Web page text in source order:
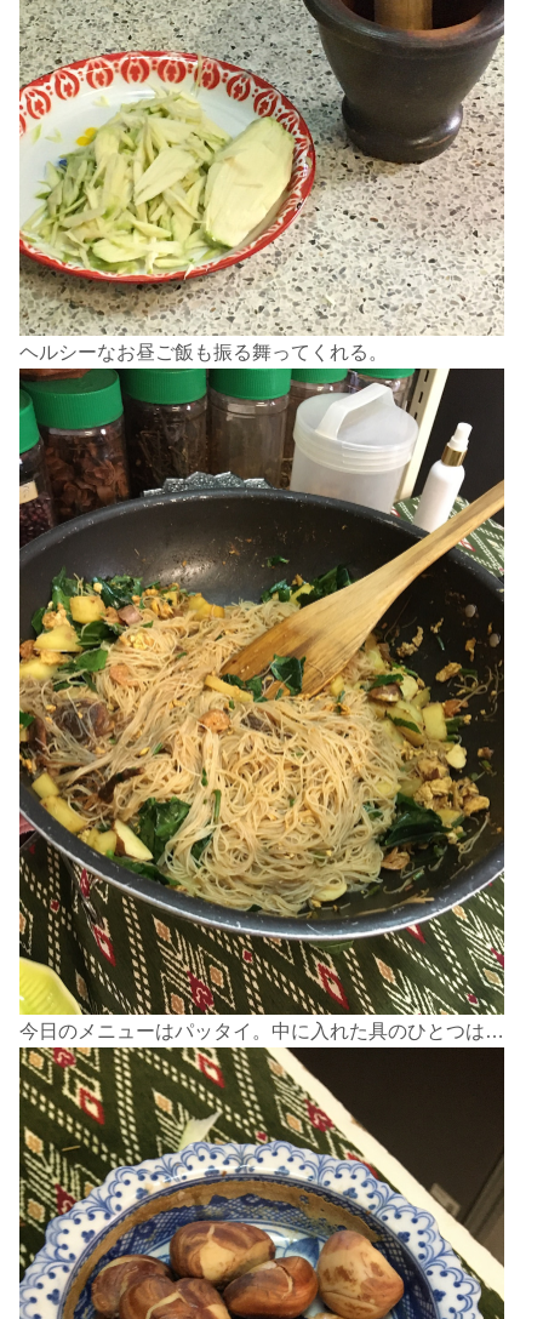
ヘルシーなお昼ご飯も振る舞ってくれる。
今日のメニューはパッタイ。中に入れた具のひとつは…